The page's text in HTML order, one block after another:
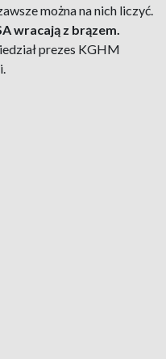
można na nich liczyć.
wracają z brązem.
prezes KGHM